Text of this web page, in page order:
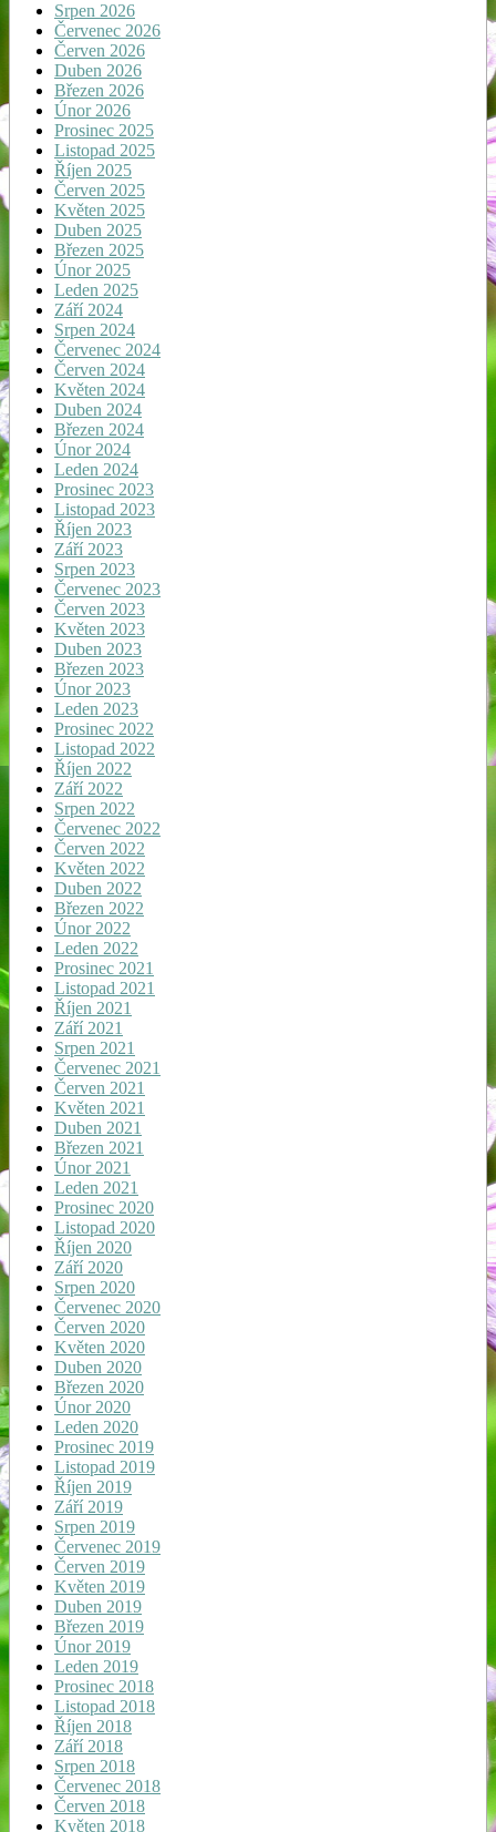
Srpen 2026
Červenec 2026
Červen 2026
Duben 2026
Březen 2026
Únor 2026
Prosinec 2025
Listopad 2025
Říjen 2025
Červen 2025
Květen 2025
Duben 2025
Březen 2025
Únor 2025
Leden 2025
Září 2024
Srpen 2024
Červenec 2024
Červen 2024
Květen 2024
Duben 2024
Březen 2024
Únor 2024
Leden 2024
Prosinec 2023
Listopad 2023
Říjen 2023
Září 2023
Srpen 2023
Červenec 2023
Červen 2023
Květen 2023
Duben 2023
Březen 2023
Únor 2023
Leden 2023
Prosinec 2022
Listopad 2022
Říjen 2022
Září 2022
Srpen 2022
Červenec 2022
Červen 2022
Květen 2022
Duben 2022
Březen 2022
Únor 2022
Leden 2022
Prosinec 2021
Listopad 2021
Říjen 2021
Září 2021
Srpen 2021
Červenec 2021
Červen 2021
Květen 2021
Duben 2021
Březen 2021
Únor 2021
Leden 2021
Prosinec 2020
Listopad 2020
Říjen 2020
Září 2020
Srpen 2020
Červenec 2020
Červen 2020
Květen 2020
Duben 2020
Březen 2020
Únor 2020
Leden 2020
Prosinec 2019
Listopad 2019
Říjen 2019
Září 2019
Srpen 2019
Červenec 2019
Červen 2019
Květen 2019
Duben 2019
Březen 2019
Únor 2019
Leden 2019
Prosinec 2018
Listopad 2018
Říjen 2018
Září 2018
Srpen 2018
Červenec 2018
Červen 2018
Květen 2018